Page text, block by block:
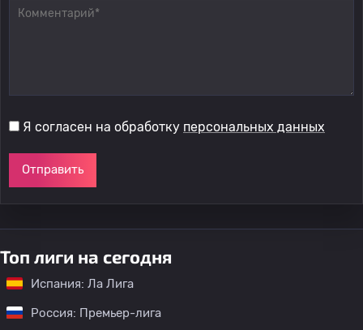
Я согласен на обработку персональных данных
Отправить
Топ лиги на сегодня
Испания: Ла Лига
Россия: Премьер-лига